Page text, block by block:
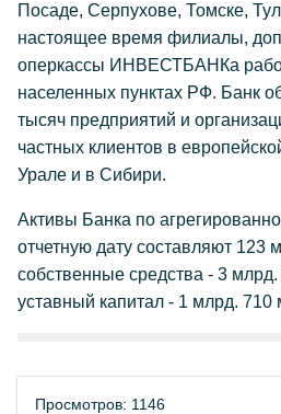
Посаде, Серпухове, Томске,
настоящее время филиалы,
оперкассы ИНВЕСТБАНКа
населенных пунктах РФ. Банк
тысяч предприятий и
частных клиентов в
Урале и в Сибири.
Активы Банка по
отчетную дату составляют 123
собственные средства - 3
уставный капитал - 1 млрд. 710
Просмотров: 1146